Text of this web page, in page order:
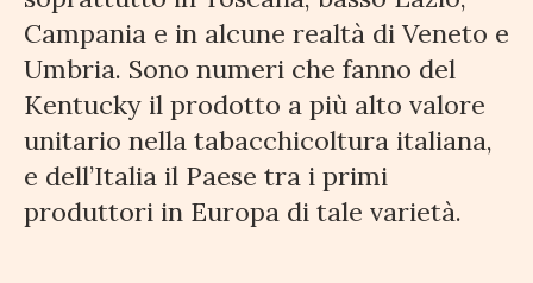
Campania e in alcune realtà di Veneto e
Umbria. Sono numeri che fanno del
Kentucky il prodotto a più alto valore
unitario nella tabacchicoltura italiana,
e dell’Italia il Paese tra i primi
produttori in Europa di tale varietà.